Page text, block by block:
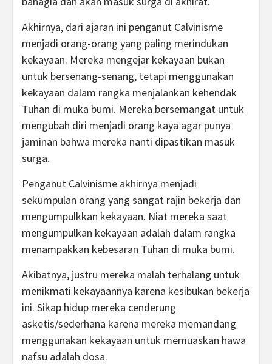
Akhirnya, dari ajaran ini penganut Calvinisme
menjadi orang-orang yang paling merindukan
kekayaan. Mereka mengejar kekayaan bukan
untuk bersenang-senang, tetapi menggunakan
kekayaan dalam rangka menjalankan kehendak
Tuhan di muka bumi. Mereka bersemangat untuk
mengubah diri menjadi orang kaya agar punya
jaminan bahwa mereka nanti dipastikan masuk
surga.
Penganut Calvinisme akhirnya menjadi
sekumpulan orang yang sangat rajin bekerja dan
mengumpulkkan kekayaan. Niat mereka saat
mengumpulkan kekayaan adalah dalam rangka
menampakkan kebesaran Tuhan di muka bumi.
Akibatnya, justru mereka malah terhalang untuk
menikmati kekayaannya karena kesibukan bekerja
ini. Sikap hidup mereka cenderung
asketis/sederhana karena mereka memandang
menggunakan kekayaan untuk memuaskan hawa
nafsu adalah dosa.